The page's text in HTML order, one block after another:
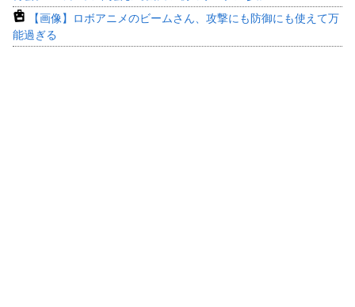
【画像】ロボアニメのビームさん、攻撃にも防御にも使えて万
能過ぎる